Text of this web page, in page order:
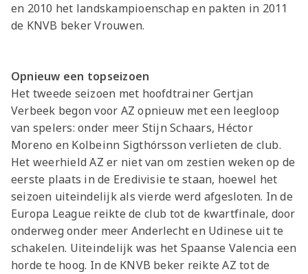
en 2010 het landskampioenschap en pakten in 2011
de KNVB beker Vrouwen.
Opnieuw een topseizoen
Het tweede seizoen met hoofdtrainer Gertjan
Verbeek begon voor AZ opnieuw met een leegloop
van spelers: onder meer Stijn Schaars, Héctor
Moreno en Kolbeinn Sigthórsson verlieten de club.
Het weerhield AZ er niet van om zestien weken op de
eerste plaats in de Eredivisie te staan, hoewel het
seizoen uiteindelijk als vierde werd afgesloten. In de
Europa League reikte de club tot de kwartfinale, door
onderweg onder meer Anderlecht en Udinese uit te
schakelen. Uiteindelijk was het Spaanse Valencia een
horde te hoog. In de KNVB beker reikte AZ tot de